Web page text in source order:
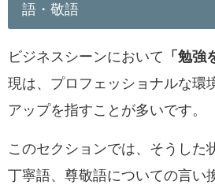
語・敬語
ビジネスシーンにおいて 「勉強
現は、プロフェッショナルな環
アップを指すことが多いです。
このセクションでは、そうした
丁寧語、尊敬語についての言い